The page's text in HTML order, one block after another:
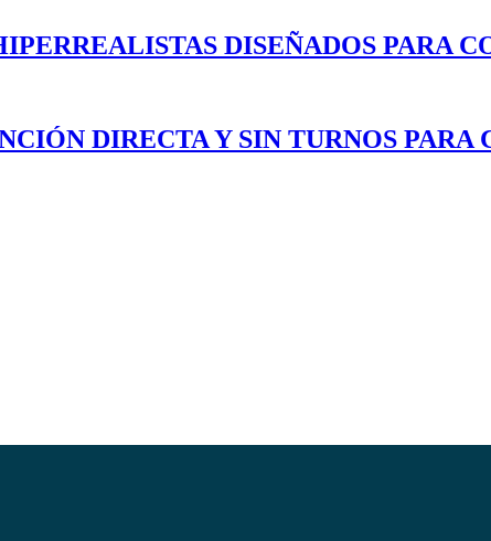
DISEÑADOS PARA
DIRECTA Y SIN TURNOS PARA